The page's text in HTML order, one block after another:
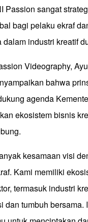
Passion sangat
bagi pelaku ekraf
industri kreatif
Videography,
bahwa
agenda
ekosistem bisnis
kesamaan visi
Kami memiliki
termasuk industri
dan tumbuh bersama.